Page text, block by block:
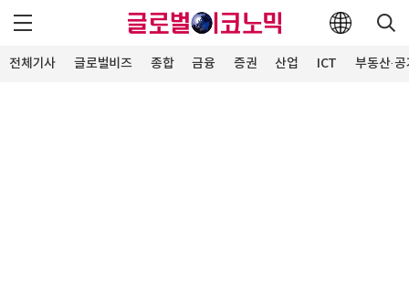
전체기사 글로벌비즈 종합 금융 증권 산업 ICT 부동산·